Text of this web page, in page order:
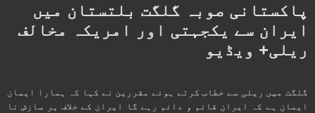
پاکستانی صوبہ گلگت بلتستان میں
ایران سے یکجہتی اور امریکہ مخالف
ریلی+ ویڈیو
گلگت میں ریلی سے خطاب کرتے ہوئے مقررین نے کہا کہ ہمارا ایمان
ایمان ہے کہ ایران قائم و دائم رہے گا ایران کے خلاف ہر سازش نا